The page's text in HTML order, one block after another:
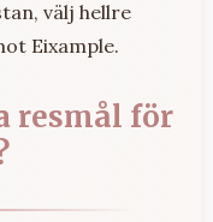
välj hellre
Eixample.
resmål för